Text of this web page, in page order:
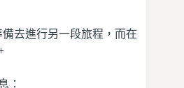
備去進行另一段旅程，而在
：